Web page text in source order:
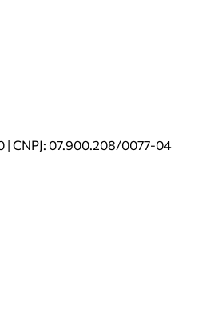
| CNPJ: 07.900.208/0077-04